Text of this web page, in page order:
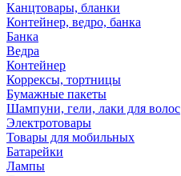
Канцтовары, бланки
Контейнер, ведро, банка
Банка
Ведра
Контейнер
Коррексы, тортницы
Бумажные пакеты
Шампуни, гели, лаки для волос
Электротовары
Товары для мобильных
Батарейки
Лампы